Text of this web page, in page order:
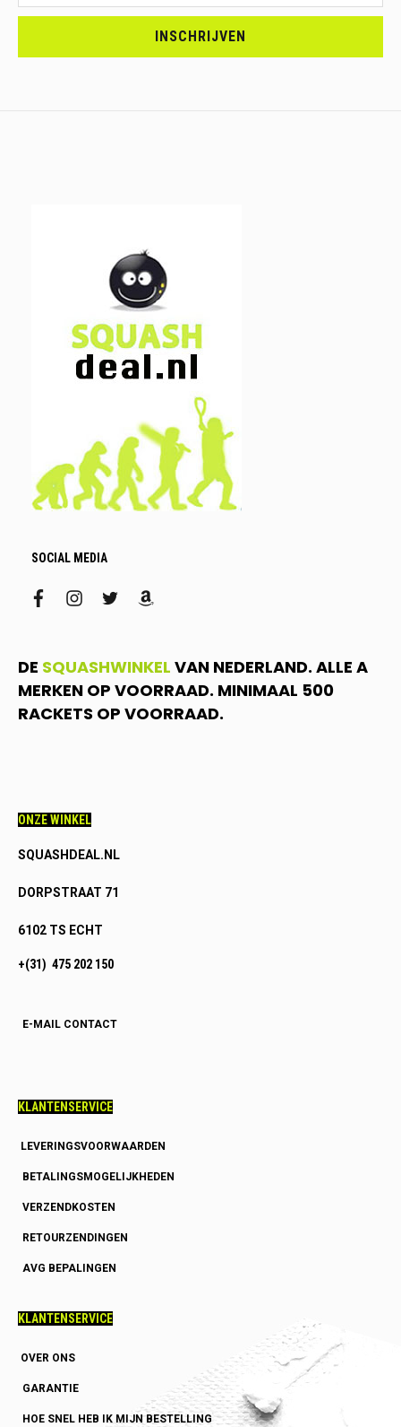
<br>SCHRIJF
INSCHRIJVEN
SOCIAL MEDIA
facebookinstagram
twitteramazon
DE SQUASHWINKEL VAN NEDERLAND. ALLE A
MERKEN OP VOORRAAD. MINIMAAL 500
RACKETS OP VOORRAAD.
ONZE WINKEL
SQUASHDEAL.NL
DORPSTRAAT 71
6102 TS ECHT
+(31) 475 202 150
E-MAIL CONTACT
KLANTENSERVICE
LEVERINGSVOORWAARDEN
BETALINGSMOGELIJKHEDEN
VERZENDKOSTEN
RETOURZENDINGEN
AVG BEPALINGEN
KLANTENSERVICE
OVER ONS
GARANTIE
HOE SNEL HEB IK MIJN BESTELLING